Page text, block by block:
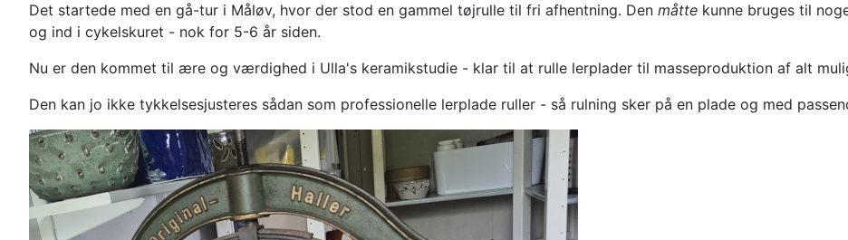
Det startede med en gå-tur i Måløv, hvor der stod en gammel tøjrulle til fri afhentning. Den måtte kunne bruges til
og ind i cykelskuret - nok for 5-6 år siden.
Nu er den kommet til ære og værdighed i Ulla's keramikstudie - klar til at rulle lerplader til masseproduktion af alt
Den kan jo ikke tykkelsesjusteres sådan som professionelle lerplade ruller - så rulning sker på en plade og med